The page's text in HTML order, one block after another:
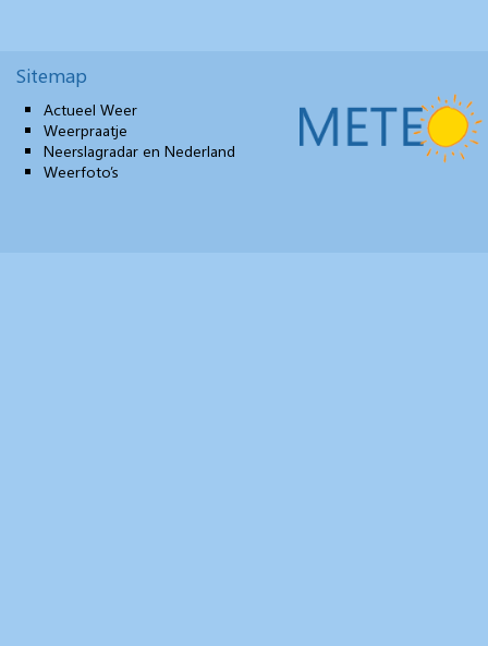
Sitemap
Actueel Weer
Weerpraatje
Neerslagradar en Nederland
Weerfoto’s